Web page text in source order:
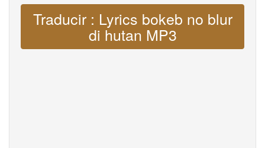
Traducir : Lyrics bokeb no blur
di hutan MP3